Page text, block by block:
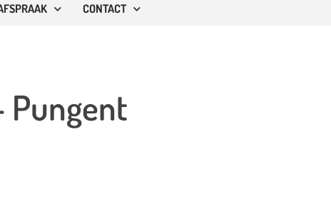
CONTACT
Pungent